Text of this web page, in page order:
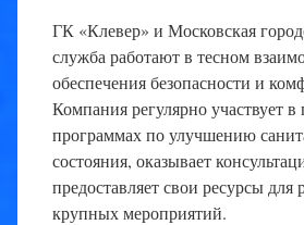
ГК «Клевер» и Московская
служба работают в тесном
обеспечения безопасности и
Компания регулярно участвует в
программах по улучшению
состояния, оказывает
предоставляет свои ресурсы для
крупных мероприятий.